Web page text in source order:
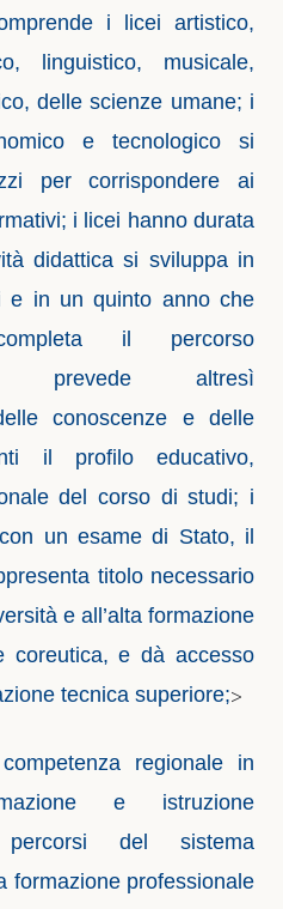
i licei artistico,
linguistico, musicale,
delle scienze umane; i
e tecnologico si
per corrispondere ai
i licei hanno durata
didattica si sviluppa in
e in un quinto anno che
il percorso
prevede altresì
conoscenze e delle
il profilo educativo,
del corso di studi; i
un esame di Stato, il
titolo necessario
e all’alta formazione
coreutica, e dà accesso
tecnica superiore;>
regionale in
e istruzione
del sistema
formazione professionale